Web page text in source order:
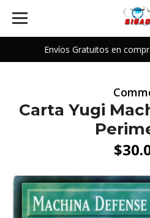
Envíos Gratuitos en
Carta Yugi